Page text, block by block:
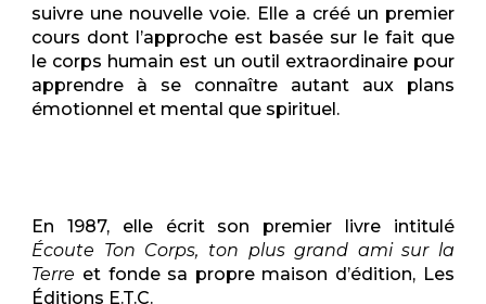
suivre une nouvelle voie. Elle a créé un premier
cours dont l’approche est basée sur le fait que
le corps humain est un outil extraordinaire pour
apprendre à se connaître autant aux plans
émotionnel et mental que spirituel.
En 1987, elle écrit son premier livre intitulé
Écoute Ton Corps, ton plus grand ami sur la
Terre et fonde sa propre maison d’édition, Les
Éditions E.T.C.